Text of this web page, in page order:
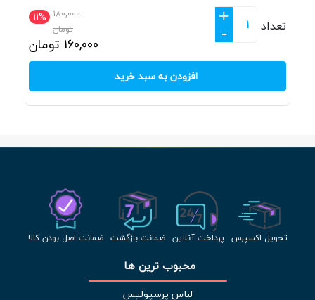
11% 180,000
تومان
160,000 تومان
تعداد
+
-
افزودن به سبد خرید
تحویل اکسپرس پرداخت آنلاین ضمانت بازگشت ضمانت اصل بودن کالا
محبوب ترین ها
لباس پرسپولیس